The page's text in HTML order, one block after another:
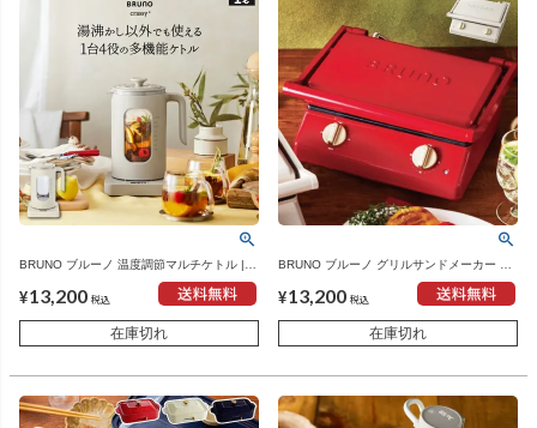
BRUNO ブルーノ 温度調節マルチケトル |
¥13,200 税込
在庫切れ
BRUNO ブルーノ グリルサンドメーカー ダ
¥13,200 税込
在庫切れ